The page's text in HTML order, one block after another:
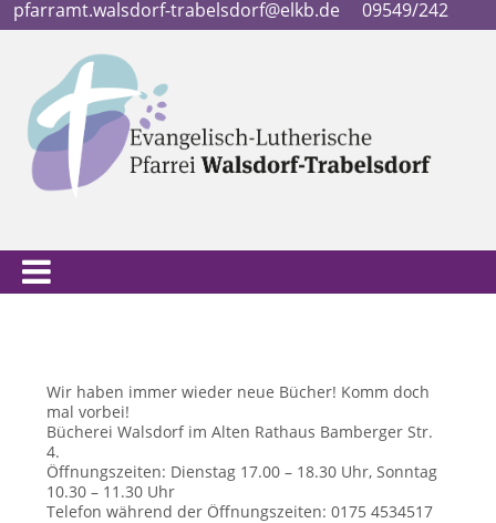
pfarramt.walsdorf-trabelsdorf@elkb.de 09549/242
Wir haben immer wieder neue Bücher! Komm doch
mal vorbei!
Bücherei Walsdorf im Alten Rathaus Bamberger Str.
4.
Öffnungszeiten: Dienstag 17.00 – 18.30 Uhr, Sonntag
10.30 – 11.30 Uhr
Telefon während der Öffnungszeiten: 0175 4534517